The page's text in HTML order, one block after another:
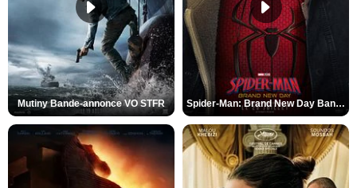
Mutiny Bande-annonce VO STFR Spider-Man: Brand New Day Bande-annonce VO STFR